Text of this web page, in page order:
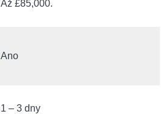
Až £85,000.
Ano
1 – 3 dny